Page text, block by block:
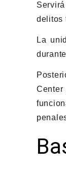
delitos
La